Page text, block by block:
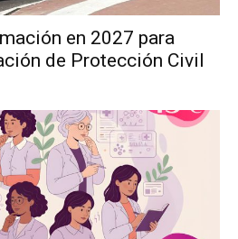
en 2027 para
de Protección Civil